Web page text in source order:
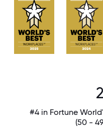
#4 in Fortune
(50 -